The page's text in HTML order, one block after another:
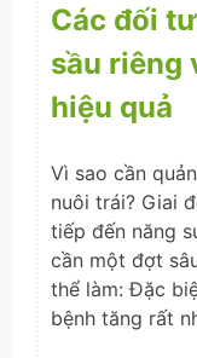
Các đối
sầu riêng
hiệu quả
Vì sao cần
nuôi trái? Giai
tiếp đến năng
cần một đợt
thể làm: Đặc
bệnh tăng rất